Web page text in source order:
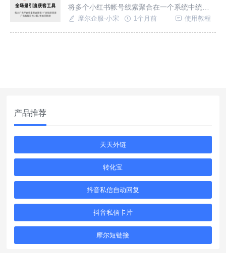
将多个小红书帐号线索聚合在一个系统中统一
管理，将多个平台线索（如小红书、抖音、视
摩尔企服-小宋 1个月前 使用教程
产品推荐
天天外链
转化宝
抖音私信自动回复
抖音私信卡片
摩尔短链接